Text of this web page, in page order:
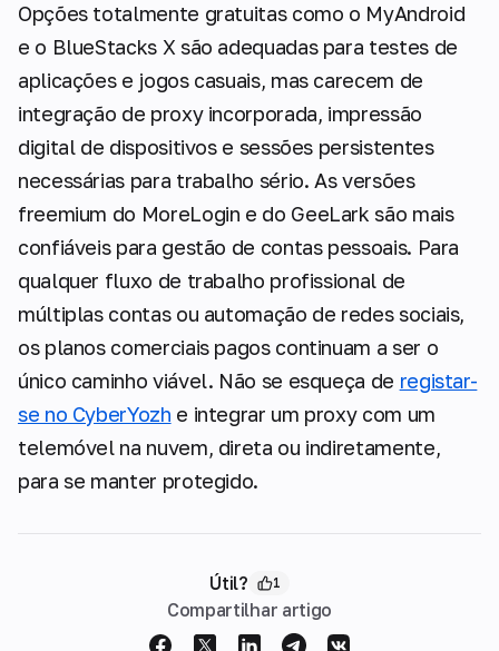
Opções totalmente gratuitas como o MyAndroid
e o BlueStacks X são adequadas para testes de
aplicações e jogos casuais, mas carecem de
integração de proxy incorporada, impressão
digital de dispositivos e sessões persistentes
necessárias para trabalho sério. As versões
freemium do MoreLogin e do GeeLark são mais
confiáveis para gestão de contas pessoais. Para
qualquer fluxo de trabalho profissional de
múltiplas contas ou automação de redes sociais,
os planos comerciais pagos continuam a ser o
único caminho viável. Não se esqueça de registar-
se no CyberYozh e integrar um proxy com um
telemóvel na nuvem, direta ou indiretamente,
para se manter protegido.
Útil? 1
Compartilhar artigo